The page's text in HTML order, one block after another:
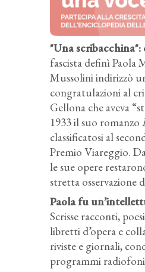
"Una
fascista definì Paola
Mussolini indirizzò
congratulazioni al
Gellona che aveva
1933 il suo romanzo
classificatosi al
Premio Viareggio.
le sue opere
stretta osservazione
Paola fu
Scrisse racconti,
libretti d’opera e
riviste e giornali,
programmi